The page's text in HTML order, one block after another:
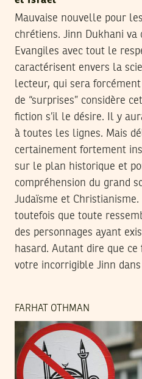
Mauvaise nouvelle pour
chrétiens. Jinn Dukhani
Evangiles avec tout le
caractérisent envers la
lecteur, qui sera
de “surprises” considère
fiction s’il le désire. Il y
à toutes les lignes. Mais
certainement fortement
sur le plan historique et
compréhension du grand
Judaïsme et
toutefois que toute
des personnages ayant
hasard. Autant dire que
votre incorrigible Jinn
FARHAT OTHMAN